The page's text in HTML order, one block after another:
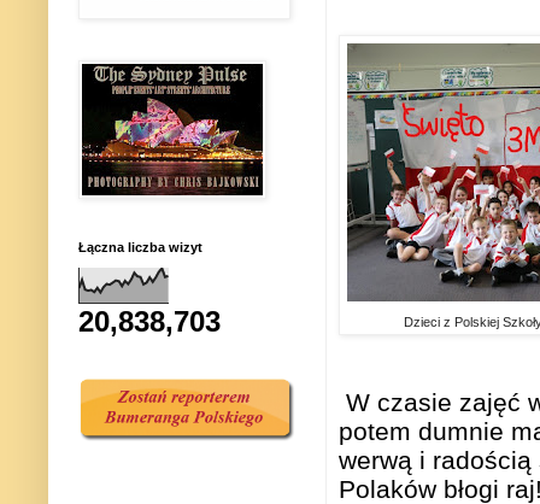
Dzieci z Polskiej
W czasie zajęć
potem dumnie
werwą i
Polaków błogi
Łączna liczba wizyt
20,838,703